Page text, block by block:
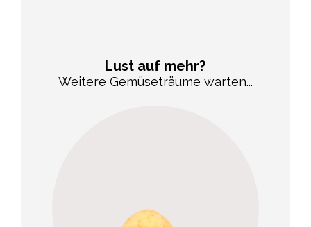
Lust auf mehr?
Weitere Gemüseträume warten...